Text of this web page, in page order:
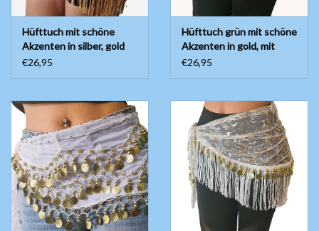
Tribal dance
Yoga Kleidung
Schmuck
Neu!
Hüfttuch mit schöne
Akzenten in silber, gold
mit silbernen Münzen
€26,95
Hüfttuch grün mit schöne
Akzenten in gold, mit
goldenen Münzen
€26,95